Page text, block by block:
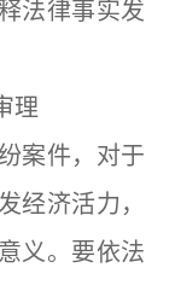
法律事实发
理
案件，对于
经济活力，
义。要依法